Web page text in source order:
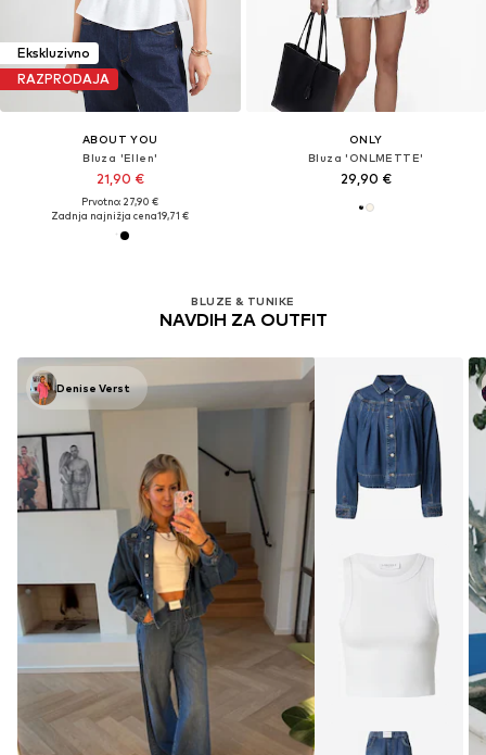
Ekskluzivno
RAZPRODAJA
ABOUT YOU
Bluza 'Ellen'
21,90 €
Prvotno: 27,90 €
Zadnja najnižja cena19,71 €
BLUZE & TUNIKE
NAVDIH ZA OUTFIT
Denise Verst
ONLY
Bluza 'ONLMETTE'
29,90 €